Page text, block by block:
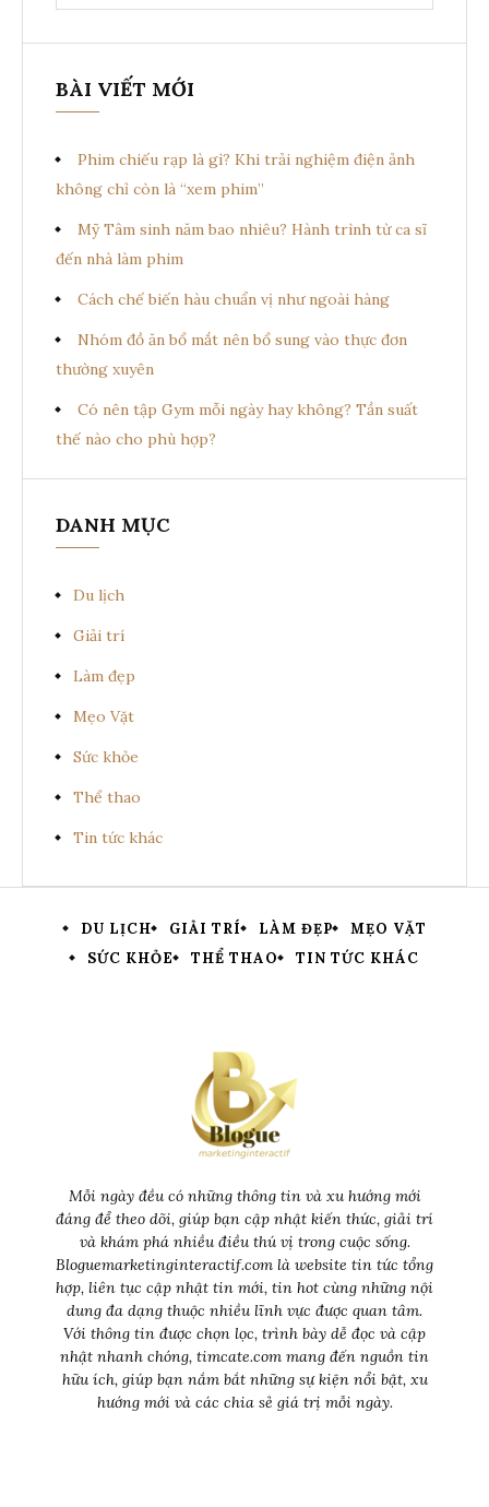
kiếm:
BÀI VIẾT MỚI
Phim chiếu rạp là gì? Khi trải nghiệm điện ảnh
không chỉ còn là “xem phim”
Mỹ Tâm sinh năm bao nhiêu? Hành trình từ ca sĩ
đến nhà làm phim
Cách chế biến hàu chuẩn vị như ngoài hàng
Nhóm đồ ăn bổ mắt nên bổ sung vào thực đơn
thường xuyên
Có nên tập Gym mỗi ngày hay không? Tần suất
thế nào cho phù hợp?
DANH MỤC
Du lịch
Giải trí
Làm đẹp
Mẹo Vặt
Sức khỏe
Thể thao
Tin tức khác
DU LỊCH GIẢI TRÍ LÀM ĐẸP
MẸO VẶT
SỨC KHỎE
THỂ THAO TIN TỨC KHÁC
Mỗi ngày đều có những thông tin và xu hướng mới
đáng để theo dõi, giúp bạn cập nhật kiến thức, giải trí
và khám phá nhiều điều thú vị trong cuộc sống.
Bloguemarketinginteractif.com là website tin tức tổng
hợp, liên tục cập nhật tin mới, tin hot cùng những nội
dung đa dạng thuộc nhiều lĩnh vực được quan tâm.
Với thông tin được chọn lọc, trình bày dễ đọc và cập
nhật nhanh chóng, timcate.com mang đến nguồn tin
hữu ích, giúp bạn nắm bắt những sự kiện nổi bật, xu
hướng mới và các chia sẻ giá trị mỗi ngày.